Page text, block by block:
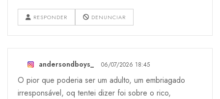
RESPONDER DENUNCIAR
andersondboys_ 06/07/2026 18:45
O pior que poderia ser um adulto, um embriagado
irresponsável, oq tentei dizer foi sobre o rico,